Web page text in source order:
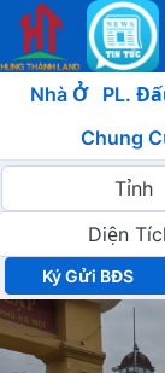
Nhà Ở PL.
Chung
Ký Gửi BĐS